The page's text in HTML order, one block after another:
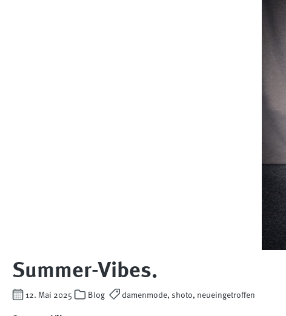
Summer-Vibes.
12. Mai 2025 Blog damenmode, shoto, neueingetroffen